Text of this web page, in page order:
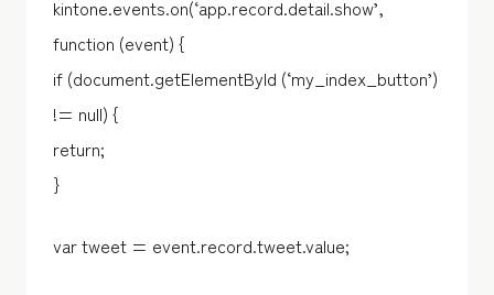
kintone.events.on(‘app.record.detail.show’,
function (event) {
if (document.getElementById (‘my_index_button’)
!= null) {
return;
}
var tweet = event.record.tweet.value;